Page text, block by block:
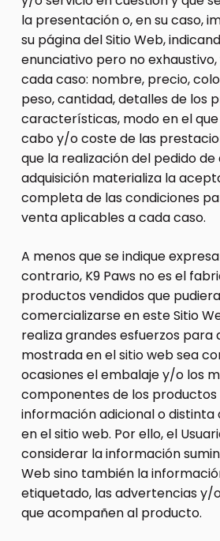
la presentación o, en su caso,
su página del Sitio Web,
enunciativo pero no
cada caso: nombre, precio,
peso, cantidad, detalles de los
características, modo en el
cabo y/o coste de las
que la realización del pedido
adquisición materializa la
completa de las condiciones
venta aplicables a cada caso.
A menos que se indique
contrario, K9 Paws no es el
productos vendidos que
comercializarse en este Sitio
realiza grandes esfuerzos para
mostrada en el sitio web sea
ocasiones el embalaje y/o los
componentes de los
información adicional o distinta
en el sitio web. Por ello, el
considerar la información
Web sino también la
etiquetado, las advertencias y/
que acompañen al producto.